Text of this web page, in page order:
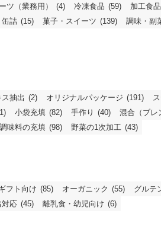
ツ（業務用） (4) 冷凍食品 (59) 加工食
缶詰 (15) 菓子・スイーツ (139) 調味・副
ス抽出 (2) オリジナルパッケージ (191)
小袋充填 (82) 手作り (40) 混合（ブレ
調味料の充填 (98) 野菜の1次加工 (43)
フト向け (85) オーガニック (55) グルテ
対応 (45) 離乳食・幼児向け (6)